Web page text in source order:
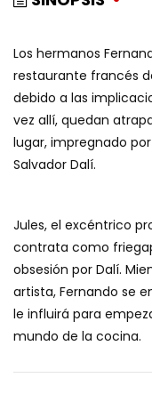
Los hermanos
restaurante francés
debido a las
vez allí, quedan
lugar, impregnado
Salvador Dalí.
Jules, el excéntrico
contrata como
obsesión por Dalí.
artista, Fernando se
le influirá para
mundo de la cocina.